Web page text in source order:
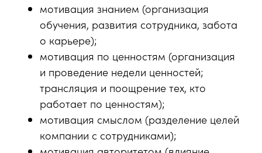
мотивация знанием (организация
обучения, развития сотрудника, забота
о карьере);
мотивация по ценностям (организация
и проведение недели ценностей;
трансляция и поощрение тех, кто
работает по ценностям);
мотивация смыслом (разделение целей
компании с сотрудниками);